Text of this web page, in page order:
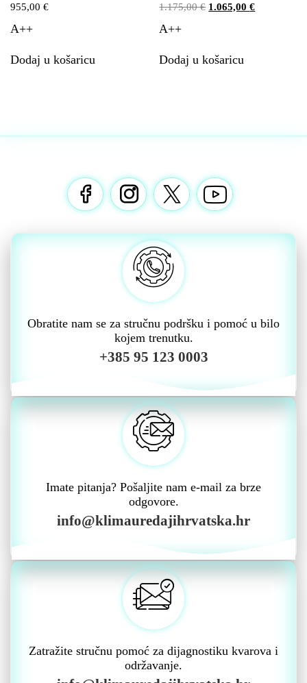
955,00 €
A++
Dodaj u košaricu
1.175,00€ 1.065,00€
A++
Dodaj u košaricu
Obratite nam se za stručnu podršku i pomoć u bilo
kojem trenutku.
+385 95 123 0003
Imate pitanja? Pošaljite nam e-mail za brze
odgovore.
info@klimauredajihrvatska.hr
Zatražite stručnu pomoć za dijagnostiku kvarova i
održavanje.